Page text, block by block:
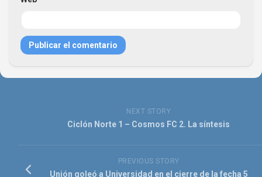
NEXT STORY
Ciclón Norte 1 – Cosmos FC 2. La síntesis
PREVIOUS STORY
Unión goleó a Universidad en el cierre de la fecha 5